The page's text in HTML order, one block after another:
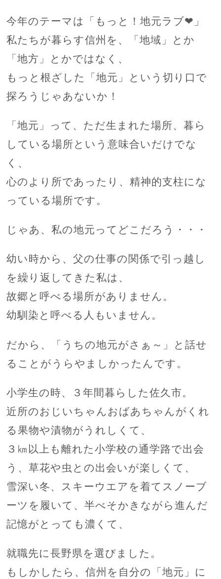
今年のテーマは「もっと！地元ラブ❤」
私たちが暮らす信州を、「地域」とか
「地方」とかではなく、
もっと根ざした「地元」という切り口で
探ろうじゃあないか！
「地元」って、ただ生まれた場所、暮ら
している場所という意味合いだけでな
く、
心のより所であったり、精神的支柱にな
っている場所です。
じゃあ、私の地元ってどこだろう・・・
幼い時から、父の仕事の関係で引っ越し
を繰り返してきた私は、
故郷と呼べる場所がありません。
幼馴染と呼べる人もいません。
だから、「うちの地元がさぁ～」と話せ
ることがうらやましかったんです。
小学生の時、３年間暮らした佐久市。
近所のおじいちゃんおばあちゃんがくれ
る果物や漬物がうれしくて、
３㎞以上も離れた小学校の通学路で出会
う、草花や虫との出会いが楽しくて、
雪深い冬、スキーウエアを着てスノーブ
ーツを履いて、半べそかきながら進んだ
記憶がとっても濃くて、
就職先に長野県を選びました。
もしかしたら、信州を自分の「地元」に